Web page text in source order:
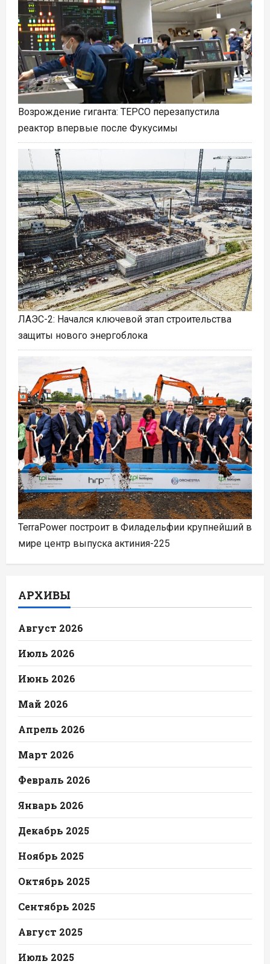
Возрождение гиганта: TEPCO перезапустила
реактор впервые после Фукусимы
ЛАЭС-2: Начался ключевой этап строительства
защиты нового энергоблока
TerraPower построит в Филадельфии крупнейший в
мире центр выпуска актиния-225
АРХИВЫ
Август 2026
Июль 2026
Июнь 2026
Май 2026
Апрель 2026
Март 2026
Февраль 2026
Январь 2026
Декабрь 2025
Ноябрь 2025
Октябрь 2025
Сентябрь 2025
Август 2025
Июль 2025